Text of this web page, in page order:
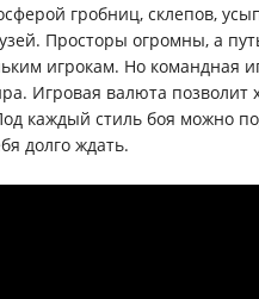
гробниц, склепов,
Просторы огромны, а
игрокам. Но командная
Игровая валюта позволит
каждый стиль боя можно
долго ждать.